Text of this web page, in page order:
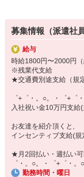
￣￣￣￣￣￣￣￣￣￣
▼オフィスワーク
事務、経理、データ入
▼工場・製造・軽作業系
機械/食品製造・梱包
▼美容系
眉毛サロンのアイブロ
▼営業・販売
法人営業・アパレル
▼人気案件も多数♪
短期・期間限定・オー
上場/優良/大手企業な
【スマホ面接実施中】
￣￣￣￣￣￣￣￣￣
自宅に居ながらスマホ
オンライン面談なので
満足度◎
■携帯やインターネット販
docomo(ドコモ)/au(エ
の大手キャリアから
ワイモバイル(Y!mobille)
広く紹介可能♪
募集情報（派遣社
給与
時給1800円〜2000円（
※残業代支給
★交通費別途支給（規
゜+゜・。○。・゜+゜
入社祝い金10万円支給
お友達を紹介頂くと,
インセンティブ支給(規
★月2回払い・週払い
゜・。○。・゜+゜・。
勤務時間・曜日